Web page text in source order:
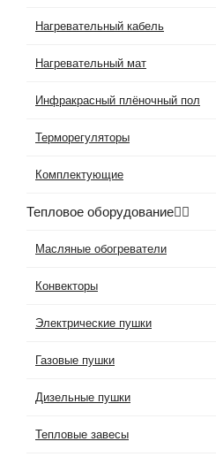
Нагревательный кабель
Нагревательный мат
Инфракрасный плёночный пол
Терморегуляторы
Комплектующие
Тепловое оборудование
Масляные обогреватели
Конвекторы
Электрические пушки
Газовые пушки
Дизельные пушки
Тепловые завесы